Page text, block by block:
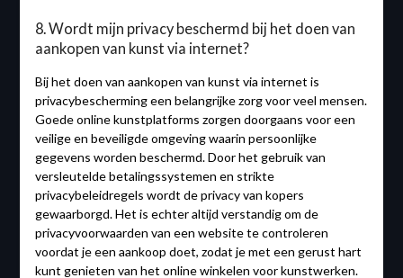
8. Wordt mijn privacy beschermd bij het doen van
aankopen van kunst via internet?
Bij het doen van aankopen van kunst via internet is
privacybescherming een belangrijke zorg voor veel mensen.
Goede online kunstplatforms zorgen doorgaans voor een
veilige en beveiligde omgeving waarin persoonlijke
gegevens worden beschermd. Door het gebruik van
versleutelde betalingssystemen en strikte
privacybeleidregels wordt de privacy van kopers
gewaarborgd. Het is echter altijd verstandig om de
privacyvoorwaarden van een website te controleren
voordat je een aankoop doet, zodat je met een gerust hart
kunt genieten van het online winkelen voor kunstwerken.